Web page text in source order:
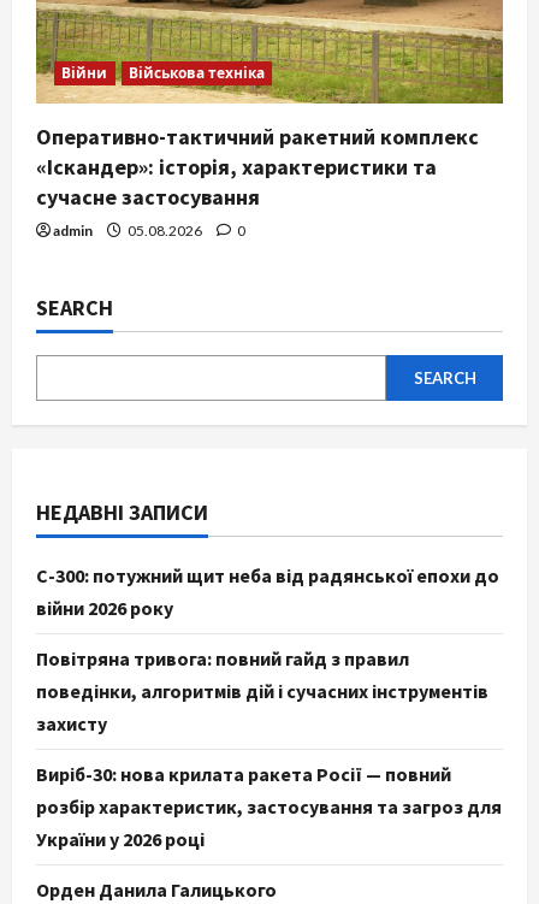
Війни Військова техніка
Оперативно-тактичний ракетний комплекс
«Іскандер»: історія, характеристики та
сучасне застосування
admin 05.08.2026 0
SEARCH
SEARCH
НЕДАВНІ ЗАПИСИ
С-300: потужний щит неба від радянської епохи до
війни 2026 року
Повітряна тривога: повний гайд з правил
поведінки, алгоритмів дій і сучасних інструментів
захисту
Виріб-30: нова крилата ракета Росії — повний
розбір характеристик, застосування та загроз для
України у 2026 році
Орден Данила Галицького